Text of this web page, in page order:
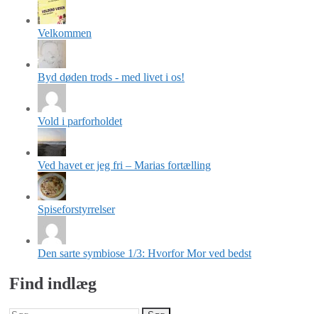
Velkommen
Byd døden trods - med livet i os!
Vold i parforholdet
Ved havet er jeg fri – Marias fortælling
Spiseforstyrrelser
Den sarte symbiose 1/3: Hvorfor Mor ved bedst
Find indlæg